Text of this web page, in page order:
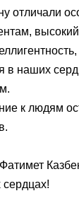
отличали
в наших
к людям
сердцах!